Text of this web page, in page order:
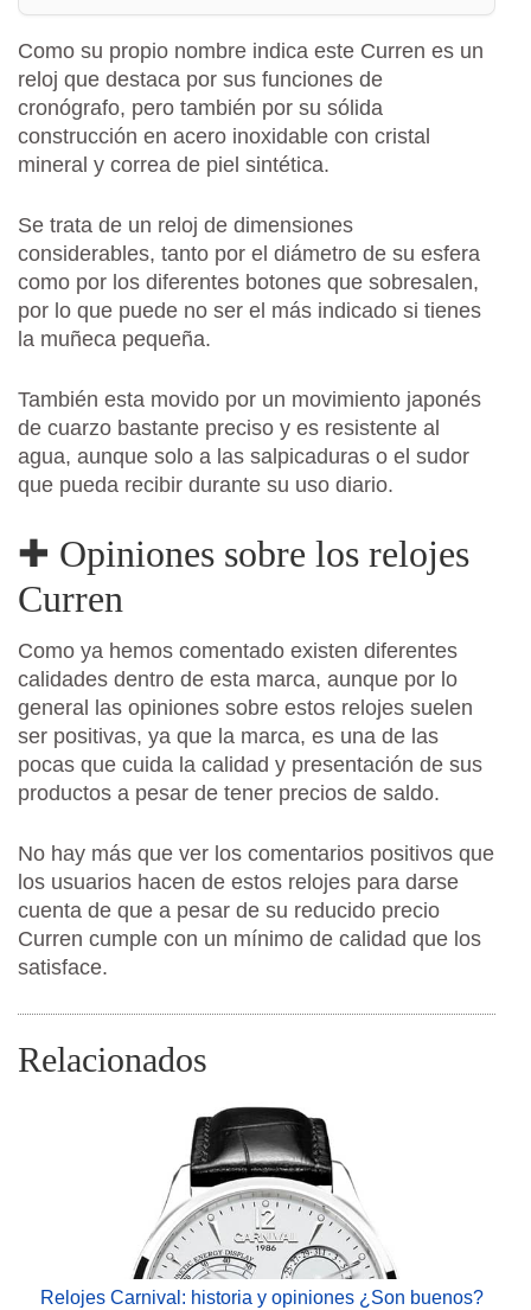
Como su propio nombre indica este Curren es un
reloj que destaca por sus funciones de
cronógrafo, pero también por su sólida
construcción en acero inoxidable con cristal
mineral y correa de piel sintética.
Se trata de un reloj de dimensiones
considerables, tanto por el diámetro de su esfera
como por los diferentes botones que sobresalen,
por lo que puede no ser el más indicado si tienes
la muñeca pequeña.
También esta movido por un movimiento japonés
de cuarzo bastante preciso y es resistente al
agua, aunque solo a las salpicaduras o el sudor
que pueda recibir durante su uso diario.
✚ Opiniones sobre los relojes
Curren
Como ya hemos comentado existen diferentes
calidades dentro de esta marca, aunque por lo
general las opiniones sobre estos relojes suelen
ser positivas, ya que la marca, es una de las
pocas que cuida la calidad y presentación de sus
productos a pesar de tener precios de saldo.
No hay más que ver los comentarios positivos que
los usuarios hacen de estos relojes para darse
cuenta de que a pesar de su reducido precio
Curren cumple con un mínimo de calidad que los
satisface.
Relacionados
Relojes Carnival: historia y opiniones ¿Son buenos?